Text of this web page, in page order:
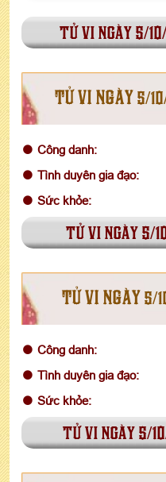
tử vi ngày 5/
TỬ VI NGÀY 5/
Công danh:
Tình duyên gia đạo:
Sức khỏe:
tử vi ngày 5/
TỬ VI NGÀY 5/
Công danh:
Tình duyên gia đạo:
Sức khỏe:
tử vi ngày 5/